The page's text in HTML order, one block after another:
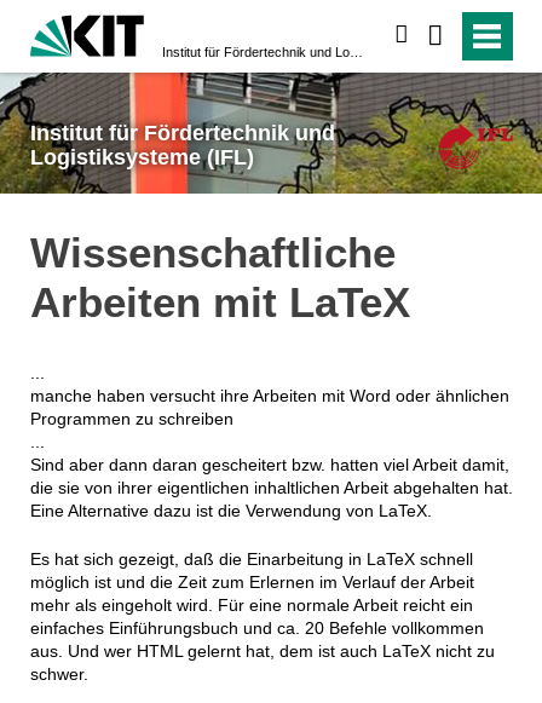
Institut für Fördertechnik und
Logistiksysteme (IFL)
Wissenschaftliche
Arbeiten mit LaTeX
...
manche haben versucht ihre Arbeiten mit Word oder ähnlichen
Programmen zu schreiben
...
Sind aber dann daran gescheitert bzw. hatten viel Arbeit damit,
die sie von ihrer eigentlichen inhaltlichen Arbeit abgehalten hat.
Eine Alternative dazu ist die Verwendung von LaTeX.
Es hat sich gezeigt, daß die Einarbeitung in LaTeX schnell
möglich ist und die Zeit zum Erlernen im Verlauf der Arbeit
mehr als eingeholt wird. Für eine normale Arbeit reicht ein
einfaches Einführungsbuch und ca. 20 Befehle vollkommen
aus. Und wer HTML gelernt hat, dem ist auch LaTeX nicht zu
schwer.